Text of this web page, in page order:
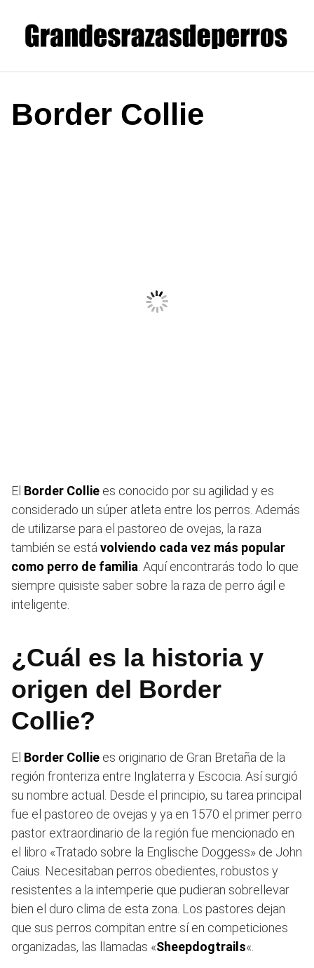
contenido
Border Collie
El Border Collie es conocido por su agilidad y es
considerado un súper atleta entre los perros. Además
de utilizarse para el pastoreo de ovejas, la raza
también se estávolviendo cada vez más popular
como perro de familia. Aquí encontrarás todo lo que
siempre quisiste saber sobre la raza de perro ágil e
inteligente.
¿Cuál es la historia y
origen del Border
Collie?
El Border Collie es originario de Gran Bretaña de la
región fronteriza entre Inglaterra y Escocia. Así surgió
su nombre actual. Desde el principio, su tarea principal
fue el pastoreo de ovejas y ya en 1570 el primer perro
pastor extraordinario de la región fue mencionado en
el libro «Tratado sobre la Englische Doggess» de John
Caius. Necesitaban perros obedientes, robustos y
resistentes a la intemperie que pudieran sobrellevar
bien el duro clima de esta zona. Los pastores dejan
que sus perros compitan entre sí en competiciones
organizadas, las llamadas «Sheepdogtrails«.